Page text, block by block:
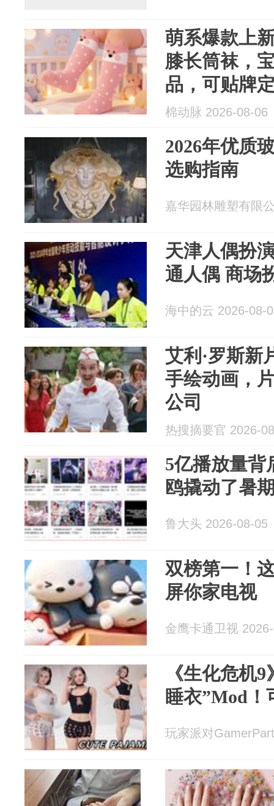
萌系爆款上
膝长筒袜，
品，可贴牌
棉动脉 2026-08-06
2026年优质
选购指南
嘉华园林雕塑有限
天津人偶扮
通人偶 商场
海中的云 2026-08-
艾利·罗斯新
手绘动画，
公司
热搜摘要官 2026-
5亿播放量背
鸥撬动了暑
鲁大头 2026-08-05
双榜第一！
屏你家电视
金鹰卡通卫视
《生化危机
睡衣”Mod！
玩家派对